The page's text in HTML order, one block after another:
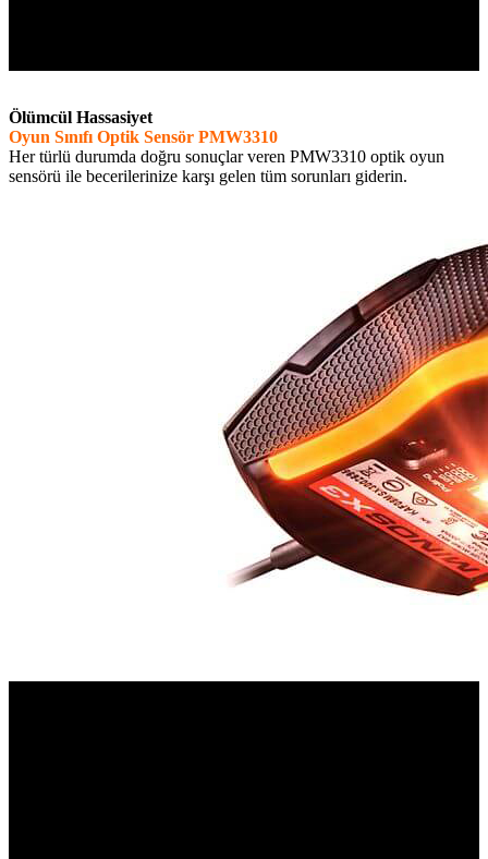
Ölümcül Hassasiyet
Oyun Sınıfı Optik Sensör PMW3310
Her türlü durumda doğru sonuçlar veren PMW3310 optik oyun
sensörü ile becerilerinize karşı gelen tüm sorunları giderin.